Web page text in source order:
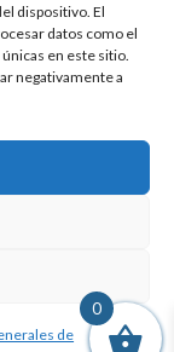
dispositivo. El
datos como el
en este sitio.
negativamente a
de
de Kit
(EU) del
0